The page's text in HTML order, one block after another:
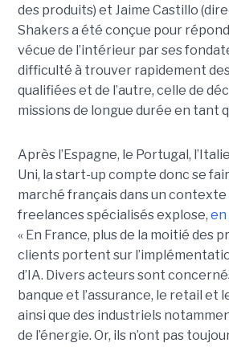
des produits) et Jaime Castillo
Shakers a été conçue pour
vécue de l’intérieur par ses
difficulté à trouver rapidement
qualifiées et de l’autre, celle de
missions de longue durée en tant
Après l’Espagne, le Portugal,
Uni, la start-up compte donc se
marché français dans un contexte
freelances spécialisés explose, en
« En France, plus de la moitié des
clients portent sur
d’IA. Divers acteurs sont
banque et l’assurance, le retail et
ainsi que des industriels
de l’énergie. Or, ils n’ont pas